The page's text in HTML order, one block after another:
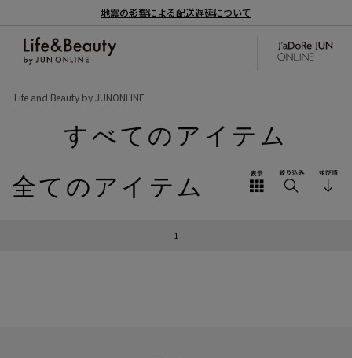
地震の影響による配送遅延について
Life and Beauty by JUNONLINE
すべてのアイテム
全てのアイテム
1